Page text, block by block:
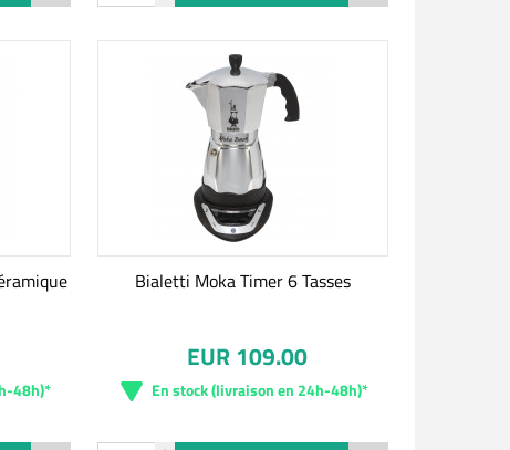
48h)*
Bialetti Moka Timer 6 Tasses
EUR 109.00
En stock (livraison en 24h-48h)*